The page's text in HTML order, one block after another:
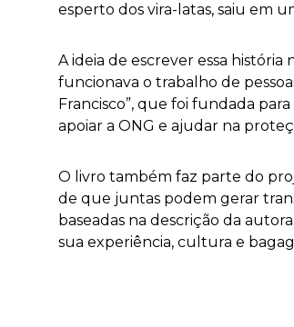
esperto dos vira-latas, saiu em
A ideia de escrever essa
funcionava o trabalho de
Francisco”, que foi fundada
apoiar a ONG e ajudar na
O livro também faz parte do
de que juntas podem gerar
baseadas na descrição da
sua experiência, cultura e